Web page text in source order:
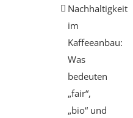
Nachhaltigkeit
im
Kaffeeanbau:
Was
bedeuten
„fair“,
„bio“ und